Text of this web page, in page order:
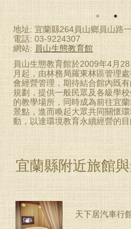
地址: 宜蘭縣264員山鄉員山路
電話: 03-9224307
網站:員山生態教育館
員山生態教育館於2009年4月
月起，由林務局羅東林區管理
會經營管理，期待結合館內既
規劃，提供一般民眾及各級學
的教學場所，同時成為前往宜
景點，進而喚起大眾共同關懷
動，以達環境教育永續經營的
宜蘭縣附近旅館
天下居汽車行